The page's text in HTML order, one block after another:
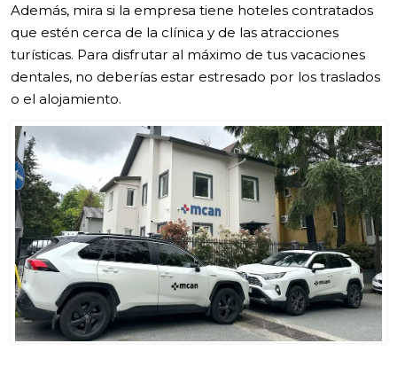
Además, mira si la empresa tiene hoteles contratados
que estén cerca de la clínica y de las atracciones
turísticas. Para disfrutar al máximo de tus vacaciones
dentales, no deberías estar estresado por los traslados
o el alojamiento.